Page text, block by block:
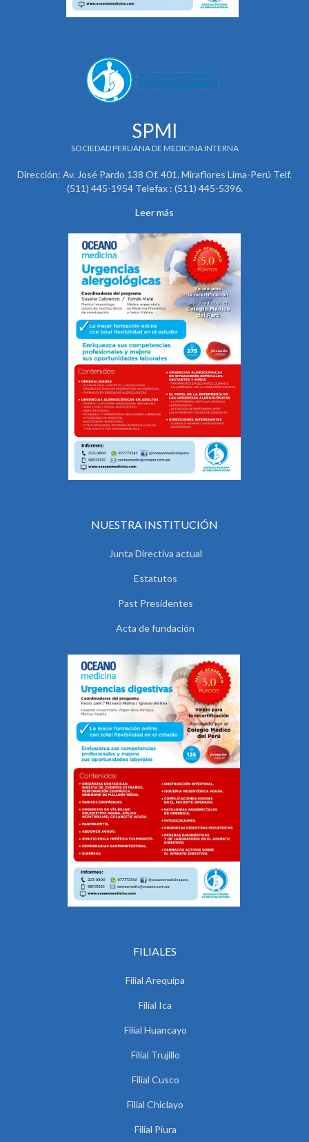
SPMI
SOCIEDAD PERUANA DE MEDICINA INTERNA
Dirección: Av. José Pardo 138 Of. 401. Miraflores Lima-Perú Telf.
(511) 445-1954 Telefax : (511) 445-5396.
Leer más
NUESTRA INSTITUCIÓN
Junta Directiva actual
Estatutos
Past Presidentes
Acta de fundación
FILIALES
Filial Arequipa
Filial Ica
Filial Huancayo
Filial Trujillo
Filial Cusco
Filial Chiclayo
Filial Piura